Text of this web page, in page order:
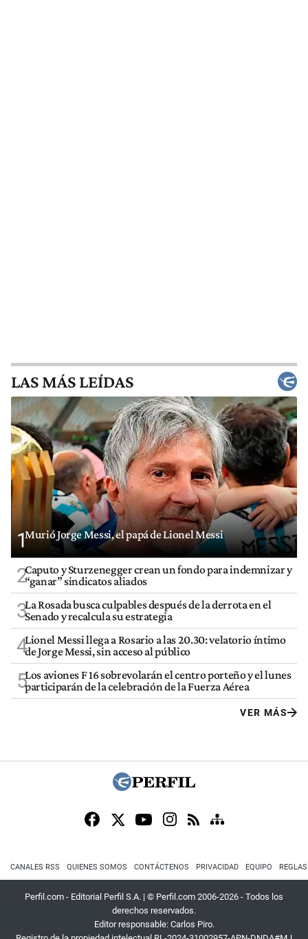
LAS MÁS LEÍDAS
1Murió Jorge Messi, el papá de Lionel Messi
2Caputo y Sturzenegger crean un fondo para indemnizar y
“ganar” sindicatos aliados
3La Rosada busca culpables después de la derrota en el
Senado y recalcula su estrategia
4Lionel Messi llega a Rosario a las 20.30: velatorio íntimo
de Jorge Messi, sin acceso al público
5Los aviones F 16 sobrevolarán el centro porteño y el lunes
participarán de la celebración de la Fuerza Aérea
VER MÁS
CANALES RSS QUIENES SOMOS CONTÁCTENOS PRIVACIDAD EQUIPO
Perfil.com - Editorial Perfil S.A. | © Perfil.com 2006-2026 - Todos los
derechos reservados.
Editor responsable: Carlos Piro.